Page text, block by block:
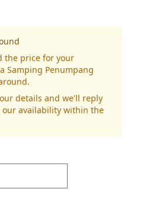
the price for your
Samping Penumpang
details and we'll reply
availability within the